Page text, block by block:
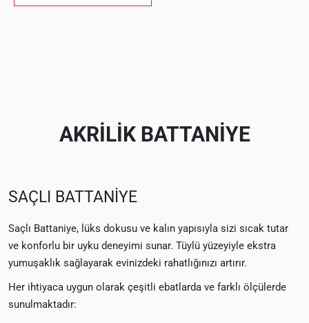
AKRİLİK BATTANİYE
SAÇLI BATTANİYE
Saçlı Battaniye, lüks dokusu ve kalın yapısıyla sizi sıcak tutar
ve konforlu bir uyku deneyimi sunar. Tüylü yüzeyiyle ekstra
yumuşaklık sağlayarak evinizdeki rahatlığınızı artırır.
Her ihtiyaca uygun olarak çeşitli ebatlarda ve farklı ölçülerde
sunulmaktadır: